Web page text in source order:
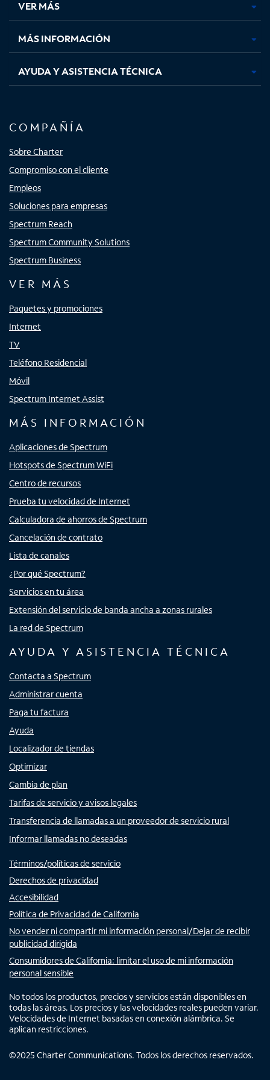
pestaña
nueva
pestaña
nueva
pestaña
nuevanueva
VER MÁS
MÁS INFORMACIÓN
AYUDA Y ASISTENCIA TÉCNICA
COMPAÑÍA
Sobre Charter
Compromiso con el cliente
Empleos
Soluciones para empresas
Spectrum Reach
Spectrum Community Solutions
Spectrum Business
VER MÁS
Paquetes y promociones
Internet
TV
Teléfono Residencial
Móvil
Spectrum Internet Assist
MÁS INFORMACIÓN
Aplicaciones de Spectrum
Hotspots de Spectrum WiFi
Centro de recursos
Prueba tu velocidad de Internet
Calculadora de ahorros de Spectrum
Cancelación de contrato
Lista de canales
¿Por qué Spectrum?
Servicios en tu área
Extensión del servicio de banda ancha a zonas rurales
La red de Spectrum
AYUDA Y ASISTENCIA TÉCNICA
Contacta a Spectrum
Administrar cuenta
Paga tu factura
Ayuda
Localizador de tiendas
Optimizar
Cambia de plan
Tarifas de servicio y avisos legales
Transferencia de llamadas a un proveedor de servicio rural
Informar llamadas no deseadas
Términos/políticas de servicio
Derechos de privacidad
Accesibilidad
Política de Privacidad de California
No vender ni compartir mi información personal/Dejar de recibir
publicidad dirigida
Consumidores de California: limitar el uso de mi información
personal sensible
No todos los productos, precios y servicios están disponibles en
todas las áreas. Los precios y las velocidades reales pueden variar.
Velocidades de Internet basadas en conexión alámbrica. Se
aplican restricciones.
©2025 Charter Communications. Todos los derechos reservados.